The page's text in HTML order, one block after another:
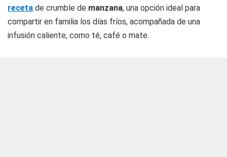
receta de crumble de manzana, una opción ideal para
compartir en familia los días fríos, acompañada de una
infusión caliente, como té, café o mate.